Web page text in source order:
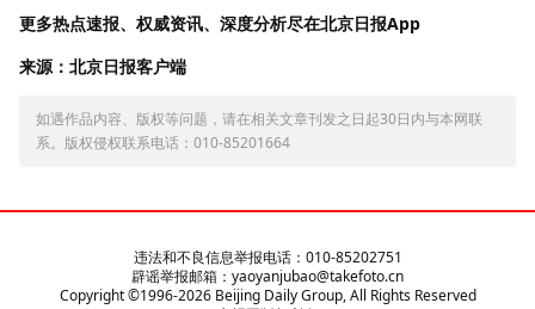
更多热点速报、权威资讯、深度分析尽在北京日报App
来源：北京日报客户端
如遇作品内容、版权等问题，请在相关文章刊发之日起30日内与本网联
系。版权侵权联系电话：010-85201664
违法和不良信息举报电话：010-85202751
辟谣举报邮箱：yaoyanjubao@takefoto.cn
Copyright ©1996-2026Beijing Daily Group, All Rights Reserved